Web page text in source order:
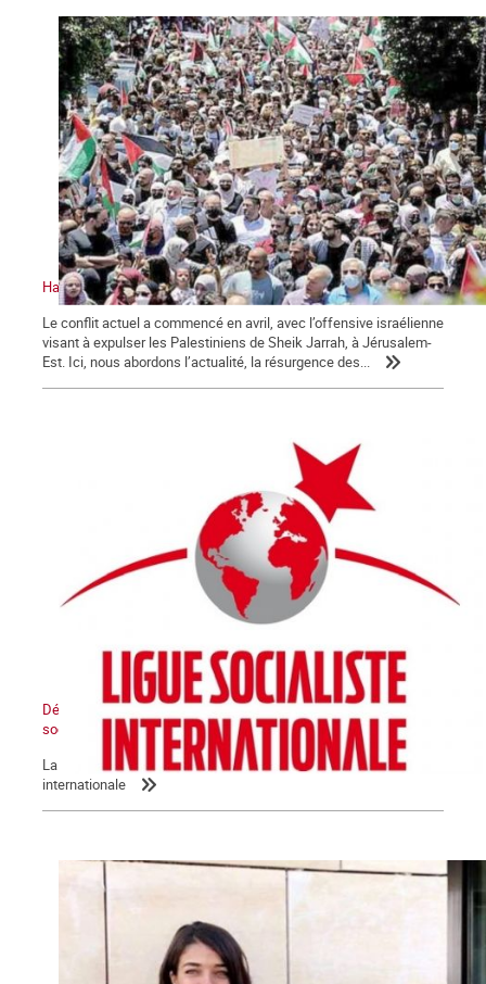
Halte à l’attaque israélienne. Vive la résistance palestinienne
Le conflit actuel a commencé en avril, avec l’offensive israélienne
visant à expulser les Palestiniens de Sheik Jarrah, à Jérusalem-
Est. Ici, nous abordons l’actualité, la résurgence des...
Déclaration de la LIS : L’Etat sioniste sera détruit, un Moyen-Orient
socialiste renaîtra de ses cendres
La Commune relaie la déclaration de la Ligue socialiste
internationale